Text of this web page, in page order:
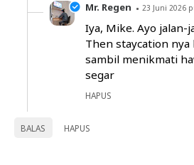
BALAS HAPUS
Mr. Regen 23 Juni 2026
Iya, Mike. Ayo jalan-
Then staycation nya
sambil menikmati
segar
HAPUS